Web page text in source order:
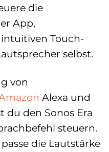
die
App,
Touch-
selbst.
von
Alexa und
du den Sonos Era
steuern.
die Lautstärke